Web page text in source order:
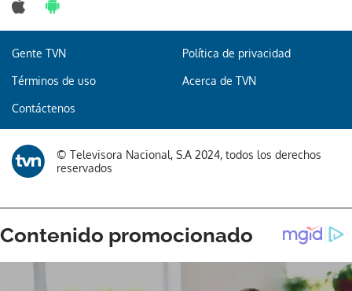
Gente TVN Política de privacidad
Términos de uso Acerca de TVN
Contáctenos
© Televisora Nacional, S.A 2024, todos los derechos
reservados